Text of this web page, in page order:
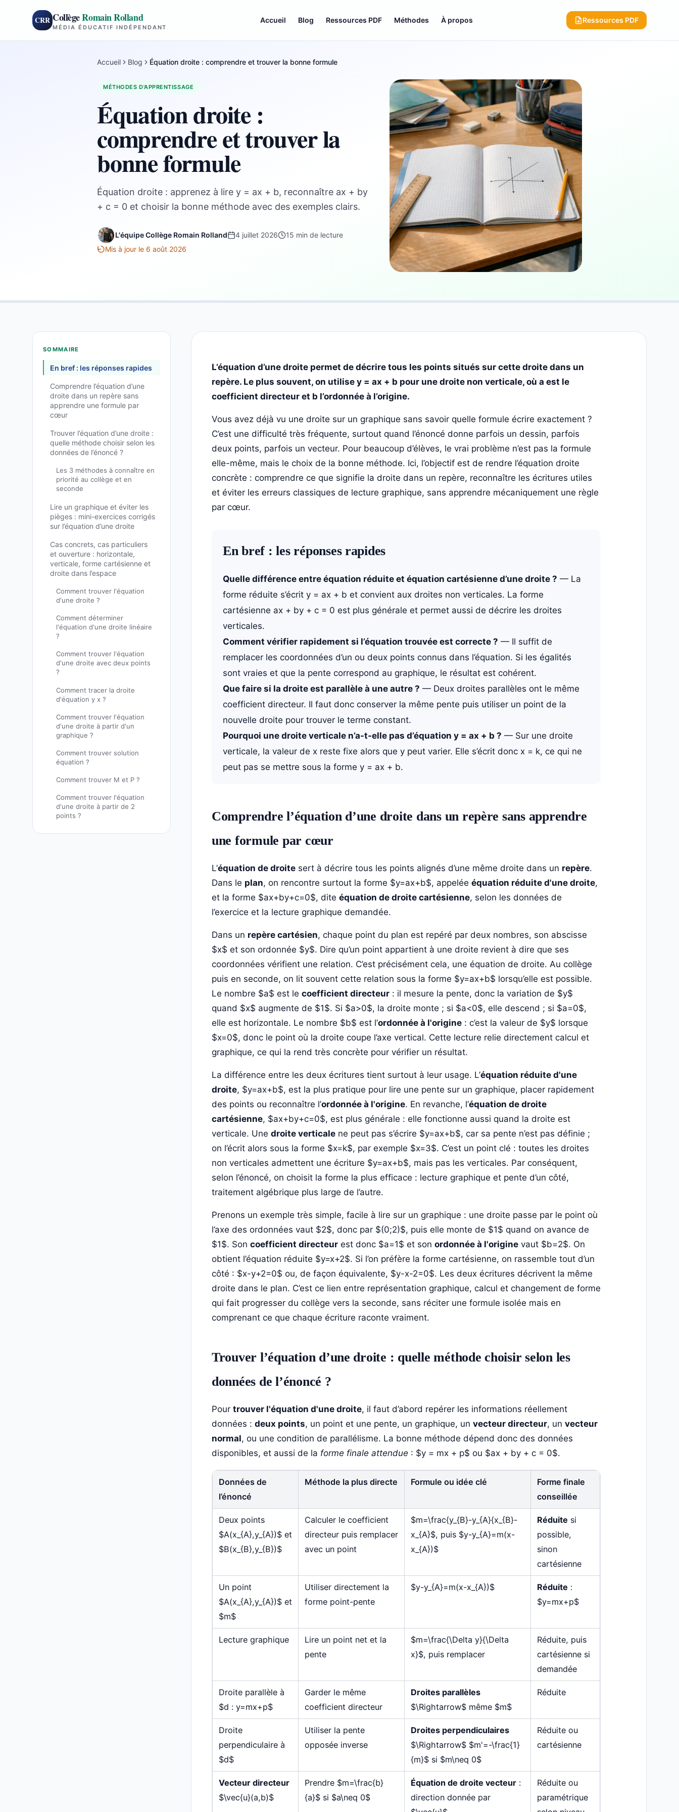
CRR CollègeRomain Rolland
MÉDIA ÉDUCATIF INDÉPENDANT
Accueil Blog Ressources PDF Méthodes À propos Ressources PDF
Accueil Blog Équation droite : comprendre et trouver la bonne formule
MÉTHODES D'APPRENTISSAGE
Équation droite :
comprendre et trouver la
bonne formule
Équation droite : apprenez à lire y = ax + b, reconnaître ax + by
+ c = 0 et choisir la bonne méthode avec des exemples clairs.
L'équipe Collège Romain Rolland 4 juillet 2026
15 min de lecture
Mis à jour le 6 août 2026
SOMMAIRE
En bref : les réponses rapides
Comprendre l’équation d’une
droite dans un repère sans
apprendre une formule par
cœur
Trouver l’équation d’une droite :
quelle méthode choisir selon les
données de l’énoncé ?
Les 3 méthodes à connaître en
priorité au collège et en
seconde
Lire un graphique et éviter les
pièges : mini-exercices corrigés
sur l’équation d’une droite
Cas concrets, cas particuliers
et ouverture : horizontale,
verticale, forme cartésienne et
droite dans l’espace
Comment trouver l'équation
d'une droite ?
Comment déterminer
l'équation d'une droite linéaire
?
Comment trouver l'équation
d'une droite avec deux points
?
Comment tracer la droite
d'équation y x ?
Comment trouver l'équation
d'une droite à partir d'un
graphique ?
Comment trouver solution
équation ?
Comment trouver M et P ?
Comment trouver l'équation
d'une droite à partir de 2
points ?
L’équation d’une droite permet de décrire tous les points situés sur cette droite dans un
repère. Le plus souvent, on utilise y = ax + b pour une droite non verticale, où a est le
coefficient directeur et b l’ordonnée à l’origine.
Vous avez déjà vu une droite sur un graphique sans savoir quelle formule écrire exactement ?
C’est une difficulté très fréquente, surtout quand l’énoncé donne parfois un dessin, parfois
deux points, parfois un vecteur. Pour beaucoup d’élèves, le vrai problème n’est pas la formule
elle-même, mais le choix de la bonne méthode. Ici, l’objectif est de rendre l’équation droite
concrète : comprendre ce que signifie la droite dans un repère, reconnaître les écritures utiles
et éviter les erreurs classiques de lecture graphique, sans apprendre mécaniquement une règle
par cœur.
En bref : les réponses rapides
Quelle différence entre équation réduite et équation cartésienne d’une droite ? — La
forme réduite s’écrit y = ax + b et convient aux droites non verticales. La forme
cartésienne ax + by + c = 0 est plus générale et permet aussi de décrire les droites
verticales.
Comment vérifier rapidement si l’équation trouvée est correcte ? — Il suffit de
remplacer les coordonnées d’un ou deux points connus dans l’équation. Si les égalités
sont vraies et que la pente correspond au graphique, le résultat est cohérent.
Que faire si la droite est parallèle à une autre ? — Deux droites parallèles ont le même
coefficient directeur. Il faut donc conserver la même pente puis utiliser un point de la
nouvelle droite pour trouver le terme constant.
Pourquoi une droite verticale n’a-t-elle pas d’équation y = ax + b ? — Sur une droite
verticale, la valeur de x reste fixe alors que y peut varier. Elle s’écrit donc x = k, ce qui ne
peut pas se mettre sous la forme y = ax + b.
Comprendre l’équation d’une droite dans un repère sans apprendre
une formule par cœur
L’équation de droitesert à décrire tous les points alignés d’une même droite dans un repère.
Dans le plan, on rencontre surtout la forme $y=ax+b$, appelée équation réduite d'une droite,
et la forme $ax+by+c=0$, dite équation de droite cartésienne, selon les données de
l’exercice et la lecture graphique demandée.
Dans un repère cartésien, chaque point du plan est repéré par deux nombres, son abscisse
$x$ et son ordonnée $y$. Dire qu’un point appartient à une droite revient à dire que ses
coordonnées vérifient une relation. C’est précisément cela, une équation de droite. Au collège
puis en seconde, on lit souvent cette relation sous la forme $y=ax+b$ lorsqu’elle est possible.
Le nombre $a$ est le coefficient directeur: il mesure la pente, donc la variation de $y$
quand $x$ augmente de $1$. Si $a>0$, la droite monte ; si $a<0$, elle descend ; si $a=0$,
elle est horizontale. Le nombre $b$ est l’ordonnée à l'origine: c’est la valeur de $y$ lorsque
$x=0$, donc le point où la droite coupe l’axe vertical. Cette lecture relie directement calcul et
graphique, ce qui la rend très concrète pour vérifier un résultat.
La différence entre les deux écritures tient surtout à leur usage. L’équation réduite d'une
droite, $y=ax+b$, est la plus pratique pour lire une pente sur un graphique, placer rapidement
des points ou reconnaître l’ordonnée à l'origine. En revanche, l’équation de droite
cartésienne, $ax+by+c=0$, est plus générale : elle fonctionne aussi quand la droite est
verticale. Une droite verticalene peut pas s’écrire $y=ax+b$, car sa pente n’est pas définie ;
on l’écrit alors sous la forme $x=k$, par exemple $x=3$. C’est un point clé : toutes les droites
non verticales admettent une écriture $y=ax+b$, mais pas les verticales. Par conséquent,
selon l’énoncé, on choisit la forme la plus efficace : lecture graphique et pente d’un côté,
traitement algébrique plus large de l’autre.
Prenons un exemple très simple, facile à lire sur un graphique : une droite passe par le point où
l’axe des ordonnées vaut $2$, donc par $(0;2)$, puis elle monte de $1$ quand on avance de
$1$. Son coefficient directeurest donc $a=1$ et son ordonnée à l'originevaut $b=2$. On
obtient l’équation réduite $y=x+2$. Si l’on préfère la forme cartésienne, on rassemble tout d’un
côté : $x-y+2=0$ ou, de façon équivalente, $y-x-2=0$. Les deux écritures décrivent la même
droite dans le plan. C’est ce lien entre représentation graphique, calcul et changement de forme
qui fait progresser du collège vers la seconde, sans réciter une formule isolée mais en
comprenant ce que chaque écriture raconte vraiment.
Trouver l’équation d’une droite : quelle méthode choisir selon les
données de l’énoncé ?
Pour trouver l'équation d'une droite, il faut d’abord repérer les informations réellement
données : deux points, un point et une pente, un graphique, un vecteur directeur, un vecteur
normal, ou une condition de parallélisme. La bonne méthode dépend donc des données
disponibles, et aussi de la forme finale attendue : $y = mx + p$ ou $ax + by + c = 0$.
Données de
l’énoncé
Méthode la plus directe Formule ou idée clé
Forme finale
conseillée
Deux points
$A(x_{A},y_{A})$ et
$B(x_{B},y_{B})$
Calculer le coefficient
directeur puis remplacer
avec un point
$m=\frac{y_{B}-y_{A}{x_{B}-
x_{A}$, puis $y-y_{A}=m(x-
x_{A})$
Réduite si
possible,
sinon
cartésienne
Un point
$A(x_{A},y_{A})$ et
$m$
Utiliser directement la
forme point-pente
$y-y_{A}=m(x-x_{A})$ Réduite :
$y=mx+p$
Lecture graphique
Lire un point net et la
pente
$m=\frac{\Delta y}{\Delta
x}$, puis remplacer
Réduite, puis
cartésienne si
demandée
Droite parallèle à
$d : y=mx+p$
Garder le même
coefficient directeur
Droites parallèles
$\Rightarrow$ même $m$
Réduite
Droite
perpendiculaire à
$d$
Utiliser la pente
opposée inverse
Droites perpendiculaires
$\Rightarrow$ $m'=-\frac{1}
{m}$ si $m\neq 0$
Réduite ou
cartésienne
Vecteur directeur
$\vec{u}(a,b)$
Prendre $m=\frac{b}
{a}$ si $a\neq 0$
Équation de droite vecteur:
direction donnée par
Réduite ou
paramétrique